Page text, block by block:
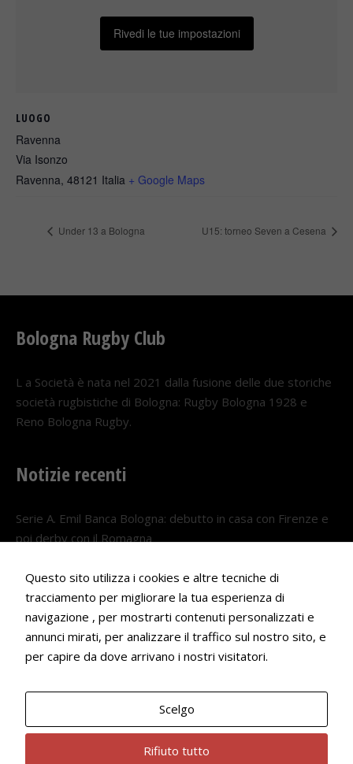
LUOGO
Ravenna
Via Isonzo
Ravenna, 48121 Italia + Google Maps
Rivedi le tue impostazioni
Under 13 a Bologna U15: torneo Seven a Cesena
Bologna Rugby Club
L a Società è nata nel 2021 dalla fusione delle due storiche
società rugbistiche di Bologna: Rugby Bologna 1928 e
Reno Bologna Rugby.
Notizie recenti
Serie A. Emil Banca Bologna: debutto in casa con Firenze e
poi derby con il Romagna
Serie A. Il Bologna nel girone veneto
29 LUGLIO 2026
Francesco Andrei convocato al Camp estivo della nazionale
22 LUGLIO 2026
Bologna Rugby Club ASD P.IVA 03972091205
Questo sito utilizza i cookies e altre tecniche di
tracciamento per migliorare la tua esperienza di
navigazione , per mostrarti contenuti personalizzati e
annunci mirati, per analizzare il traffico sul nostro sito, e
per capire da dove arrivano i nostri visitatori.
Scelgo
Rifiuto tutto